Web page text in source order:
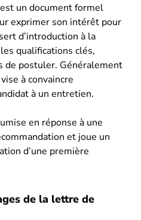
un document formel
exprimer son intérêt pour
d’introduction à la
qualifications clés,
de postuler. Généralement
à convaincre
à un entretien.
en réponse à une
et joue un
d’une première
de la lettre de